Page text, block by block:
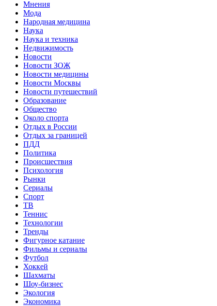
Мнения
Мода
Народная медицина
Наука
Наука и техника
Недвижимость
Новости
Новости ЗОЖ
Новости медицины
Новости Москвы
Новости путешествий
Образование
Общество
Около спорта
Отдых в России
Отдых за границей
ПДД
Политика
Происшествия
Психология
Рынки
Сериалы
Спорт
ТВ
Теннис
Технологии
Тренды
Фигурное катание
Фильмы и сериалы
Футбол
Хоккей
Шахматы
Шоу-бизнес
Экология
Экономика